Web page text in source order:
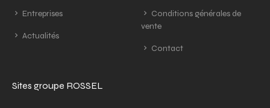
Entreprises
Actualités
Conditions générales de
vente
Contact
Sites groupe ROSSEL